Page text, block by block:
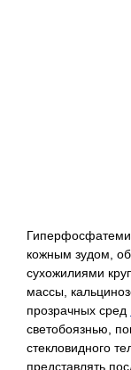
кожным зудом,
сухожилиями
массы,
прозрачных сред
светобоязнью,
стекловидного
представлять